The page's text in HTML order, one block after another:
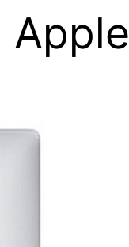
Apple